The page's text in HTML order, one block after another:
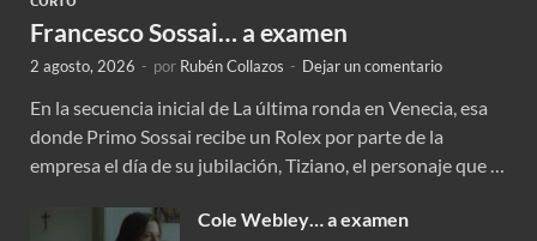
Francesco Sossai… a examen
2 agosto, 2026 - por Rubén Collazos - Dejar un comentario
En la secuencia inicial de La última ronda en Venecia, esa
donde Primo Sossai recibe un Rolex por parte de la
empresa el día de su jubilación, Tiziano, el personaje que …
Cole Webley… a examen